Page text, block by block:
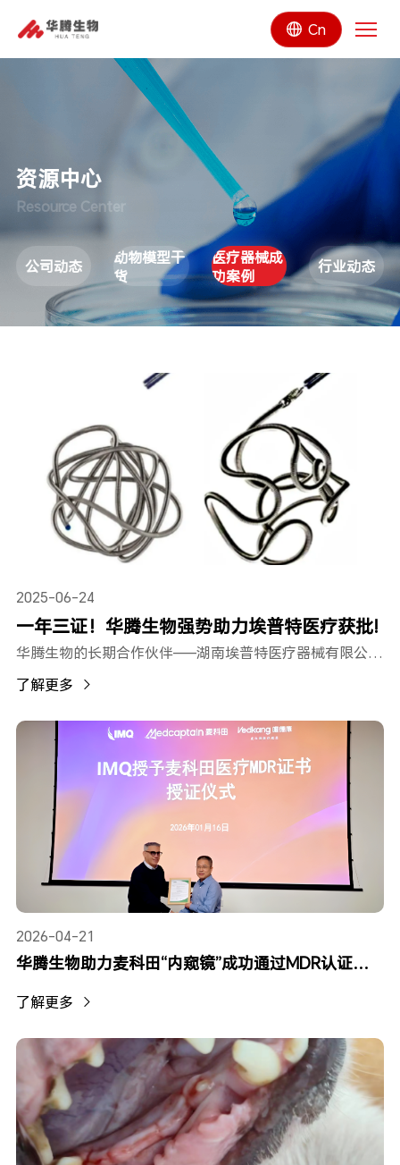
Cn
资源中心
Resource Center
公司动态
动物模型干
货
医疗器械成
功案例
行业动态
2025-06-24
一年三证！华腾生物强势助力埃普特医疗获批!
华腾生物的长期合作伙伴——湖南埃普特医疗器械有限公司（简称：埃普特医疗），又再传来喜讯！
了解更多
2026-04-21
华腾生物助力麦科田“内窥镜”成功通过MDR认证！CE基础上再添国际权威背书
了解更多